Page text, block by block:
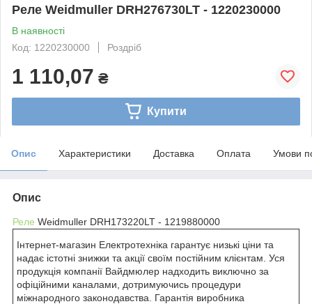
Реле Weidmuller DRH276730LT - 1220230000
В наявності
Код: 1220230000
Роздріб
1 110,07 ₴
Купити
Опис Характеристики Доставка Оплата Умови
Опис
Реле Weidmuller DRH173220LT - 1219880000
Інтернет-магазин Електротехніка гарантує низькі ціни та
надає істотні знижки та акції своїм постійним клієнтам. Уся
продукція компанії Вайдмюлер надходить виключно за
офіційними каналами, дотримуючись процедури
міжнародного законодавства. Гарантія виробника